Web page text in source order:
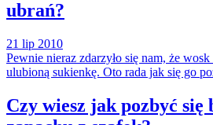
ubrań?
21 lip 2010
Pewnie nieraz zdarzyło się nam, że
ulubioną sukienkę. Oto rada jak się go
Czy wiesz jak pozbyć się